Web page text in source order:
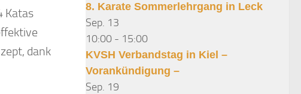
Katas
dank
8. Karate Sommerlehrgang in Leck
Sep. 13
10:00 - 15:00
KVSH Verbandstag in Kiel –
Vorankündigung –
Sep. 19